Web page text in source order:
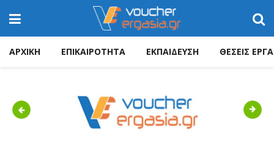
ΑΡΧΙΚΗ ΕΠΙΚΑΙΡΟΤΗΤΑ ΕΚΠΑΙΔΕΥΣΗ ΘΕΣΕΙΣ
Previous Next